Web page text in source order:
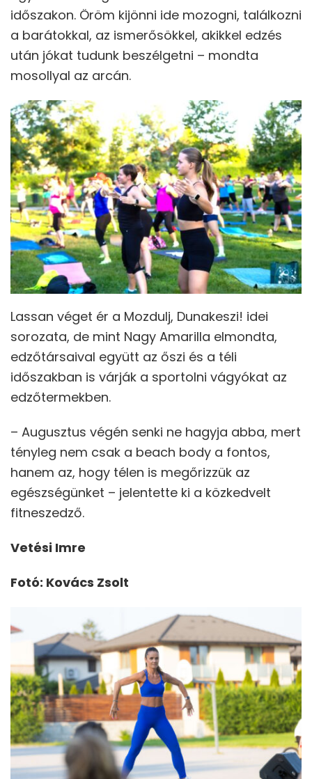
időszakon. Öröm kijönni ide mozogni, találkozni
a barátokkal, az ismerősökkel, akikkel edzés
után jókat tudunk beszélgetni – mondta
mosollyal az arcán.
Lassan véget ér a Mozdulj, Dunakeszi! idei
sorozata, de mint Nagy Amarilla elmondta,
edzőtársaival együtt az őszi és a téli
időszakban is várják a sportolni vágyókat az
edzőtermekben.
– Augusztus végén senki ne hagyja abba, mert
tényleg nem csak a beach body a fontos,
hanem az, hogy télen is megőrizzük az
egészségünket – jelentette ki a közkedvelt
fitneszedző.
Vetési Imre
Fotó: Kovács Zsolt